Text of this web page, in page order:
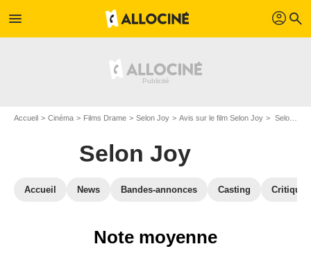
menu profil search
Accueil Cinéma Films Drame Selon Joy Avis sur le film Selon Joy Selon Joy : Critique presse
Selon Joy
Accueil News Bandes-annonces Casting
Note moyenne